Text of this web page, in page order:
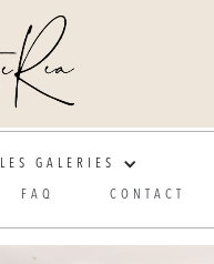
LES GALERIES
FAQ CONTACT